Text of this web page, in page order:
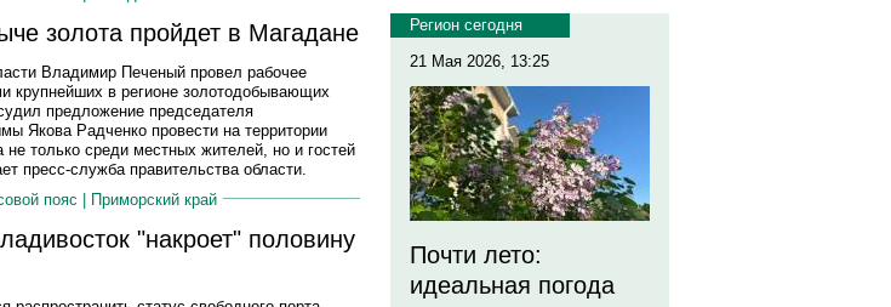
золота пройдет в Магадане
Владимир Печеный провел рабочее
крупнейших в регионе золотодобывающих
предложение председателя
Якова Радченко провести на территории
только среди местных жителей, но и гостей
пресс-служба правительства области.
пояс | Приморский край
"накроет" половину
Регион сегодня
21 Мая 2026, 13:25
Почти лето:
идеальная погода